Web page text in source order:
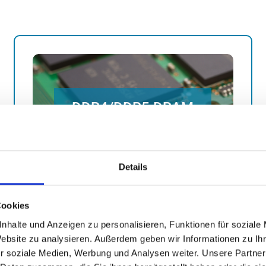
Details
und Anzeigen zu personalisieren, Funktionen für soziale
zu analysieren. Außerdem geben wir Informationen zu
soziale Medien, Werbung und Analysen weiter. Unsere
DDR4/DDR5 DRAM
mehr erfahren
schnelle und zuverlässige Verarbeitung
großer Datenmengen in Echtzeit-
Anwendungen, wie z.B. Flugsteuerung und
Produktvorschläge anfordern